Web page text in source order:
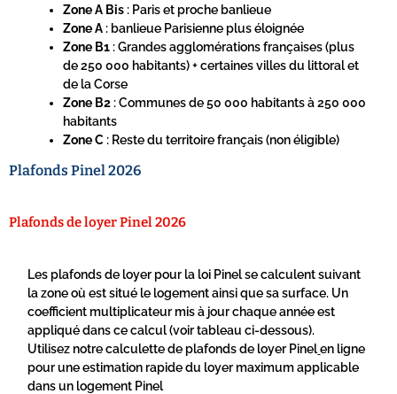
Zone A Bis : Paris et proche banlieue
Zone A : banlieue Parisienne plus éloignée
Zone B1 : Grandes agglomérations françaises (plus
de 250 000 habitants) + certaines villes du littoral et
de la Corse
Zone B2 : Communes de 50 000 habitants à 250 000
habitants
Zone C : Reste du territoire français (non éligible)
Plafonds Pinel 2026
Plafonds de loyer Pinel 2026
Les plafonds de loyer pour la loi Pinel se calculent suivant
la zone où est situé le logement ainsi que sa surface. Un
coefficient multiplicateur mis à jour chaque année est
appliqué dans ce calcul (voir tableau ci-dessous).
Utilisez notre calculette de plafonds de loyer Pinel en ligne
pour une estimation rapide du loyer maximum applicable
dans un logement Pinel